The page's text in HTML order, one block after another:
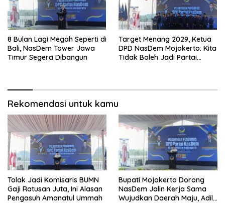
8 Bulan Lagi Megah Seperti di
Bali, NasDem Tower Jawa
Timur Segera Dibangun
Target Menang 2029, Ketua
DPD NasDem Mojokerto: Kita
Tidak Boleh Jadi Partai
Rekomendasi untuk kamu
Tolak Jadi Komisaris BUMN
Gaji Ratusan Juta, Ini Alasan
Pengasuh Amanatul Ummah
Bupati Mojokerto Dorong
NasDem Jalin Kerja Sama
Wujudkan Daerah Maju, Adil,